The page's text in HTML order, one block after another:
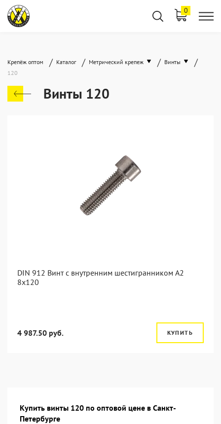
0
Крепёж оптом / Каталог / Метрический крепеж / Винты /
120
Винты 120
DIN 912 Винт с внутренним шестигранником А2
8х120
4 987.50 руб. КУПИТЬ
Купить винты 120 по оптовой цене в Санкт-
Петербурге